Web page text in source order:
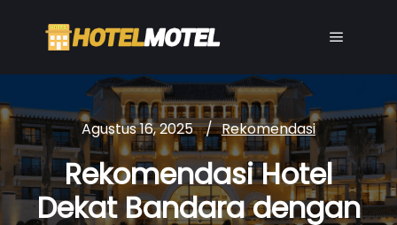
Agustus 16, 2025 Rekomendasi
Rekomendasi Hotel
Dekat Bandara dengan